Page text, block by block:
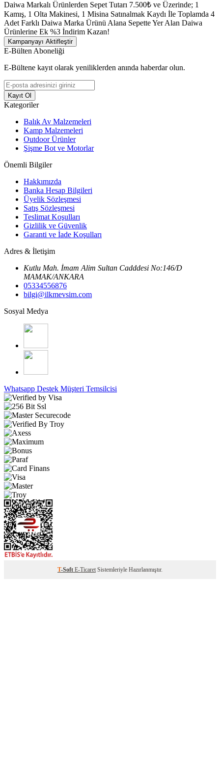
Daiwa Markalı Ürünlerden Sepet Tutarı 7.500₺ ve Üzerinde; 1
Kamış, 1 Olta Makinesi, 1 Misina Satınalmak Kaydı İle Toplamda 4
Adet Farklı Daiwa Marka Ürünü Alana Sepette Yer Alan Daiwa
Ürünlerine Ek %3 İndirim Kazan!
Kampanyayı Aktifleştir
E-Bülten Aboneliği
E-Bültene kayıt olarak yeniliklerden anında haberdar olun.
Kayıt Ol
Kategoriler
Balık Av Malzemeleri
Kamp Malzemeleri
Outdoor Ürünler
Şişme Bot ve Motorlar
Önemli Bilgiler
Hakkımızda
Banka Hesap Bilgileri
Üyelik Sözleşmesi
Satış Sözleşmesi
Teslimat Koşulları
Gizlilik ve Güvenlik
Garanti ve İade Koşulları
Adres & İletişim
Kutlu Mah. İmam Alim Sultan Cadddesi No:146/D
MAMAK/ANKARA
05334556876
bilgi@ilkmevsim.com
Sosyal Medya
Whatsapp Destek Müşteri Temsilcisi
T-Soft E-Ticaret Sistemleriyle Hazırlanmıştır.